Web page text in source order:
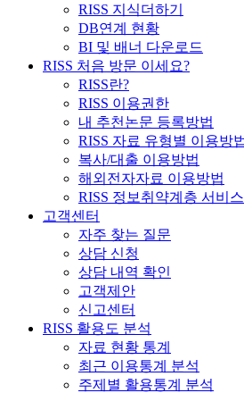
RISS 지식더하기
DB연계 현황
BI 및 배너 다운로드
RISS 처음 방문 이세요?
RISS란?
RISS 이용권한
내 추천논문 등록방법
RISS 자료 유형별 이용방
복사/대출 이용방법
해외전자자료 이용방법
RISS 정보취약계층 서비
고객센터
자주 찾는 질문
상담 신청
상담 내역 확인
고객제안
신고센터
RISS 활용도 분석
자료 현황 통계
최근 이용통계 분석
주제별 활용통계 분석